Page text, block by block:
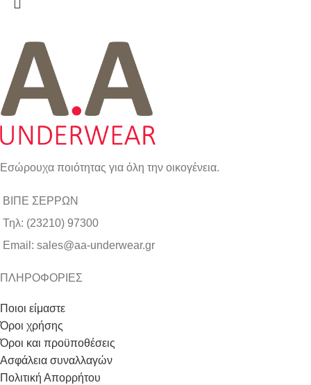
Εσώρουχα ποιότητας για όλη την οικογένεια.
ΒΙΠΕ ΣΕΡΡΩΝ
Τηλ: (23210) 97300
Email: sales@aa-underwear.gr
ΠΛΗΡΟΦΟΡΙΕΣ
Ποιοι είμαστε
Όροι χρήσης
Όροι και προϋποθέσεις
Ασφάλεια συναλλαγών
Πολιτική Απορρήτου